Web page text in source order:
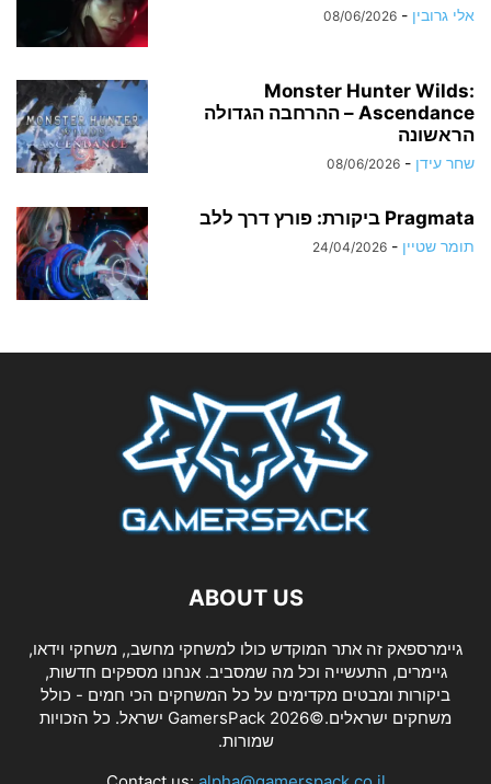
אלי גרובין -
08/06/2026
Monster Hunter Wilds:
Ascendance – ההרחבה הגדולה
הראשונה
שחר עידן -
08/06/2026
Pragmata ביקורת: פורץ דרך ללב
תומר שטיין -
24/04/2026
ABOUT US
גיימרספאק זה אתר המוקדש כולו למשחקי מחשב,, משחקי וידאו,
גיימרים, התעשייה וכל מה שמסביב. אנחנו מספקים חדשות,
ביקורות ומבטים מקדימים על כל המשחקים הכי חמים - כולל
משחקים ישראלים.©2026 GamersPack ישראל. כל הזכויות
שמורות.